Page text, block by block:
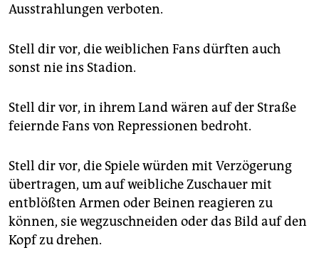
Ausstrahlungen verboten.
Stell dir vor, die weiblichen Fans dürften auch
sonst nie ins Stadion.
Stell dir vor, in ihrem Land wären auf der Straße
feiernde Fans von Repressionen bedroht.
Stell dir vor, die Spiele würden mit Verzögerung
übertragen, um auf weibliche Zuschauer mit
entblößten Armen oder Beinen reagieren zu
können, sie wegzuschneiden oder das Bild auf den
Kopf zu drehen.